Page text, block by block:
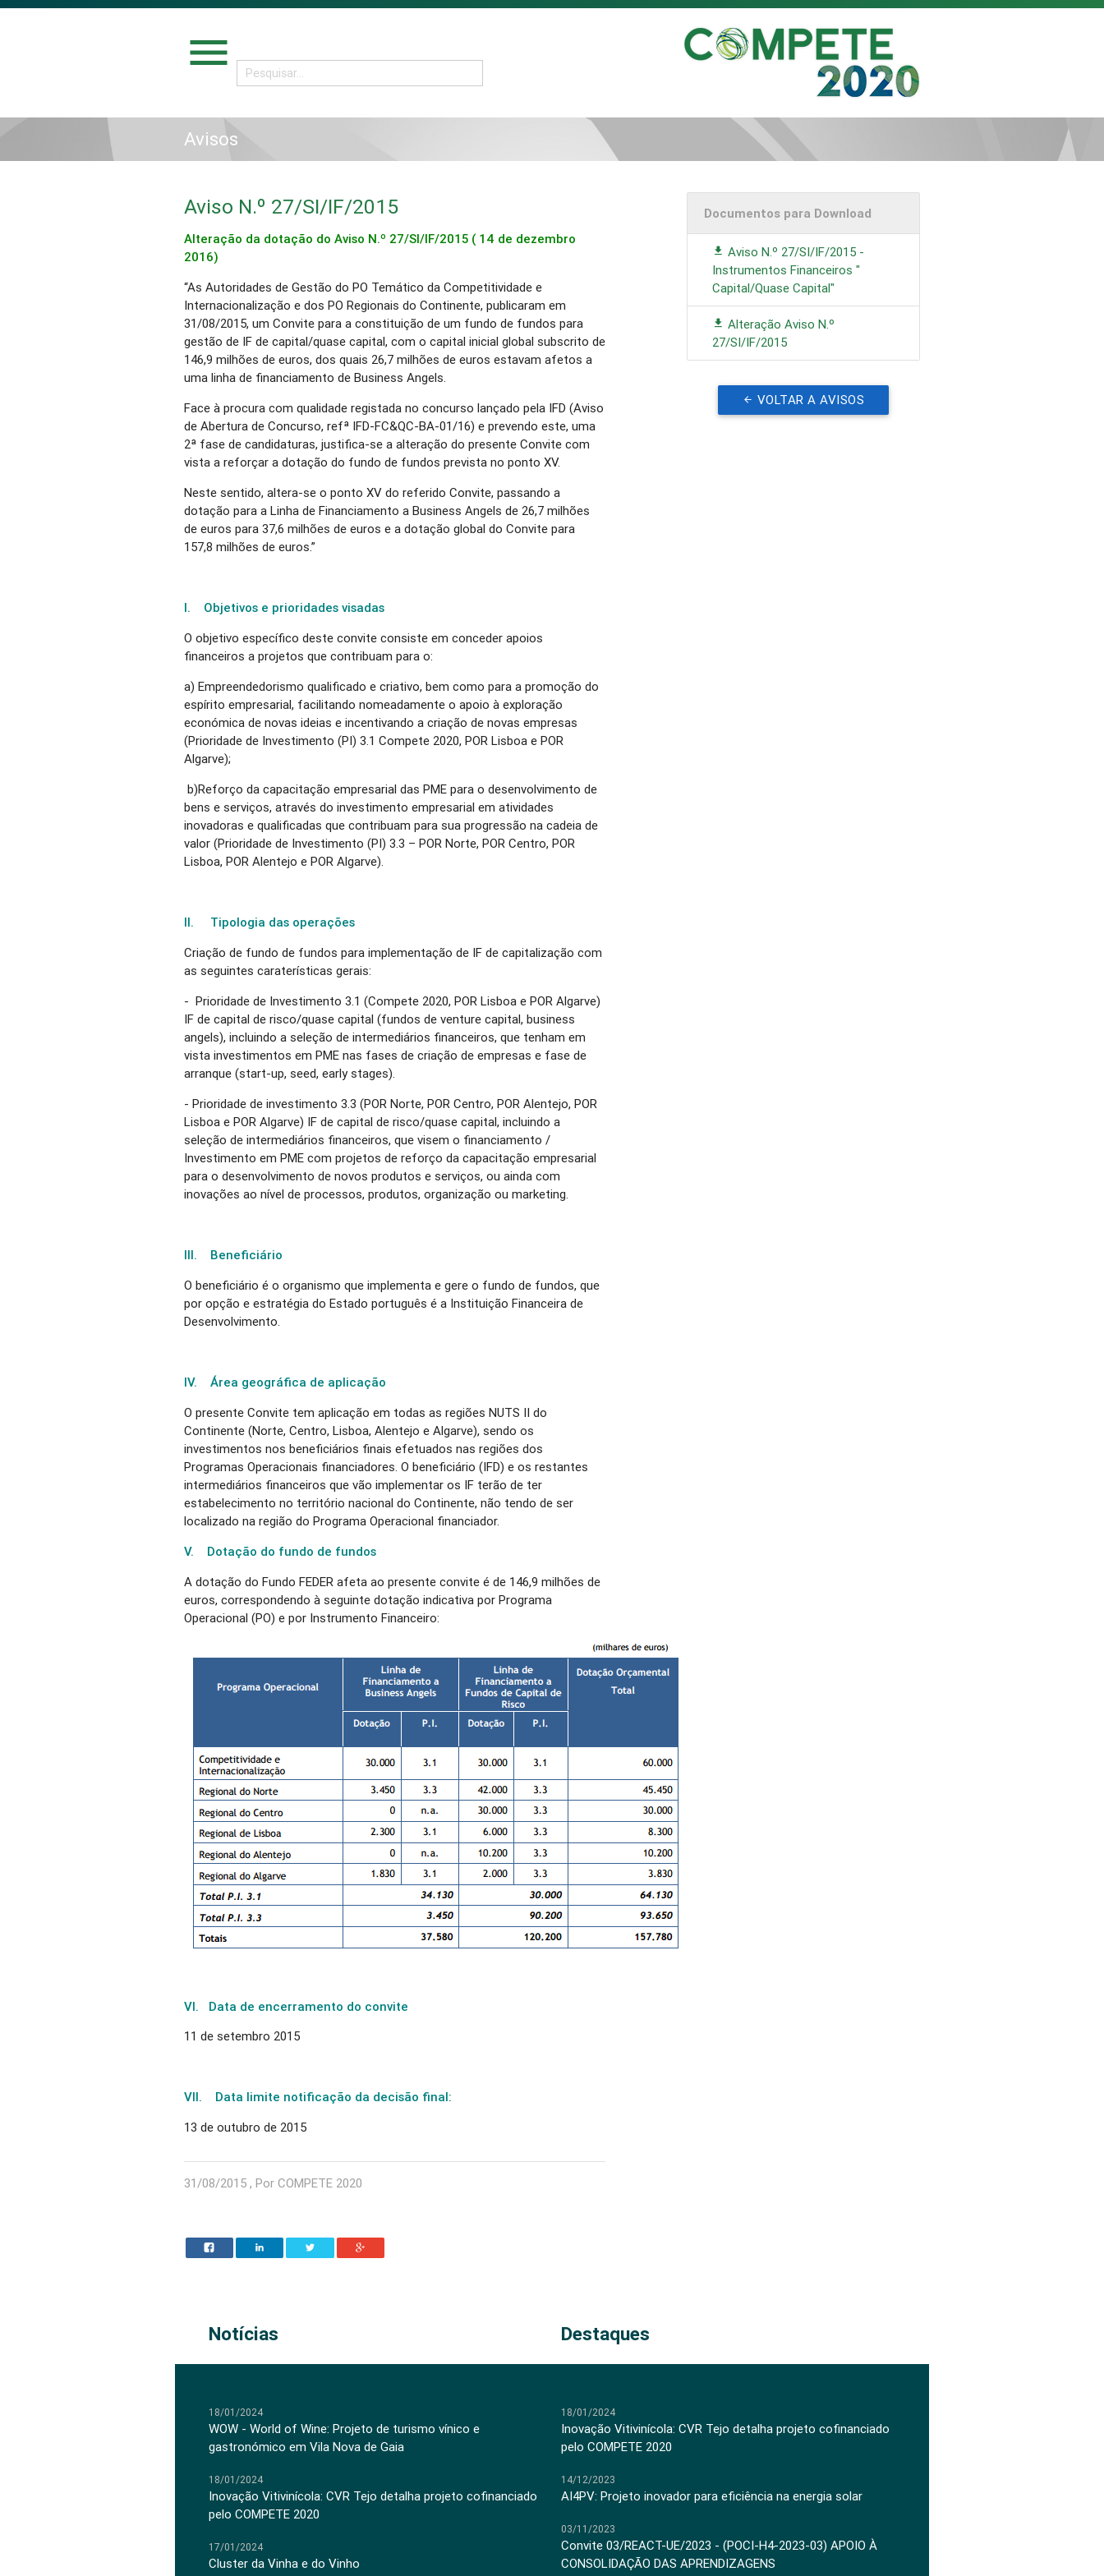
menu
Avisos
Aviso N.º 27/SI/IF/2015
Alteração da dotação do Aviso N.º 27/SI/IF/2015 ( 14 de dezembro
2016)
“As Autoridades de Gestão do PO Temático da Competitividade e
Internacionalização e dos PO Regionais do Continente, publicaram em
31/08/2015, um Convite para a constituição de um fundo de fundos para
gestão de IF de capital/quase capital, com o capital inicial global subscrito de
146,9 milhões de euros, dos quais 26,7 milhões de euros estavam afetos a
uma linha de financiamento de Business Angels.
Face à procura com qualidade registada no concurso lançado pela IFD (Aviso
de Abertura de Concurso, refª IFD-FC&QC-BA-01/16) e prevendo este, uma
2ª fase de candidaturas, justifica-se a alteração do presente Convite com
vista a reforçar a dotação do fundo de fundos prevista no ponto XV.
Neste sentido, altera-se o ponto XV do referido Convite, passando a
dotação para a Linha de Financiamento a Business Angels de 26,7 milhões
de euros para 37,6 milhões de euros e a dotação global do Convite para
157,8 milhões de euros.”
I. Objetivos e prioridades visadas
O objetivo específico deste convite consiste em conceder apoios
financeiros a projetos que contribuam para o:
a) Empreendedorismo qualificado e criativo, bem como para a promoção do
espírito empresarial, facilitando nomeadamente o apoio à exploração
económica de novas ideias e incentivando a criação de novas empresas
(Prioridade de Investimento (PI) 3.1 Compete 2020, POR Lisboa e POR
Algarve);
b)Reforço da capacitação empresarial das PME para o desenvolvimento de
bens e serviços, através do investimento empresarial em atividades
inovadoras e qualificadas que contribuam para sua progressão na cadeia de
valor (Prioridade de Investimento (PI) 3.3 – POR Norte, POR Centro, POR
Lisboa, POR Alentejo e POR Algarve).
II. Tipologia das operações
Criação de fundo de fundos para implementação de IF de capitalização com
as seguintes caraterísticas gerais:
- Prioridade de Investimento 3.1 (Compete 2020, POR Lisboa e POR Algarve)
IF de capital de risco/quase capital (fundos de venture capital, business
angels), incluindo a seleção de intermediários financeiros, que tenham em
vista investimentos em PME nas fases de criação de empresas e fase de
arranque (start-up, seed, early stages).
- Prioridade de investimento 3.3 (POR Norte, POR Centro, POR Alentejo, POR
Lisboa e POR Algarve) IF de capital de risco/quase capital, incluindo a
seleção de intermediários financeiros, que visem o financiamento /
Investimento em PME com projetos de reforço da capacitação empresarial
para o desenvolvimento de novos produtos e serviços, ou ainda com
inovações ao nível de processos, produtos, organização ou marketing.
III. Beneficiário
O beneficiário é o organismo que implementa e gere o fundo de fundos, que
por opção e estratégia do Estado português é a Instituição Financeira de
Desenvolvimento.
IV. Área geográfica de aplicação
O presente Convite tem aplicação em todas as regiões NUTS II do
Continente (Norte, Centro, Lisboa, Alentejo e Algarve), sendo os
investimentos nos beneficiários finais efetuados nas regiões dos
Programas Operacionais financiadores. O beneficiário (IFD) e os restantes
intermediários financeiros que vão implementar os IF terão de ter
estabelecimento no território nacional do Continente, não tendo de ser
localizado na região do Programa Operacional financiador.
V. Dotação do fundo de fundos
A dotação do Fundo FEDER afeta ao presente convite é de 146,9 milhões de
euros, correspondendo à seguinte dotação indicativa por Programa
Operacional (PO) e por Instrumento Financeiro:
VI. Data de encerramento do convite
11 de setembro 2015
VII. Data limite notificação da decisão final:
13 de outubro de 2015
31/08/2015 , Por COMPETE 2020
Documentos para Download
Aviso N.º 27/SI/IF/2015 -
Instrumentos Financeiros "
Capital/Quase Capital"
Alteração Aviso N.º
27/SI/IF/2015
VOLTAR A AVISOS
Notícias Destaques
18/01/2024
WOW - World of Wine: Projeto de turismo vínico e
gastronómico em Vila Nova de Gaia
18/01/2024
Inovação Vitivinícola: CVR Tejo detalha projeto cofinanciado
pelo COMPETE 2020
17/01/2024
Cluster da Vinha e do Vinho
18/01/2024
Inovação Vitivinícola: CVR Tejo detalha projeto cofinanciado
pelo COMPETE 2020
14/12/2023
AI4PV: Projeto inovador para eficiência na energia solar
03/11/2023
Convite 03/REACT-UE/2023 - (POCI-H4-2023-03) APOIO À
CONSOLIDAÇÃO DAS APRENDIZAGENS